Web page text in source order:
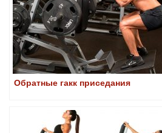
Обратные гакк приседания